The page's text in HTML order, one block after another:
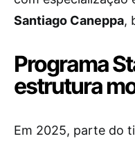
Santiago Caneppa,
Programa
estrutura
Em 2025, parte do